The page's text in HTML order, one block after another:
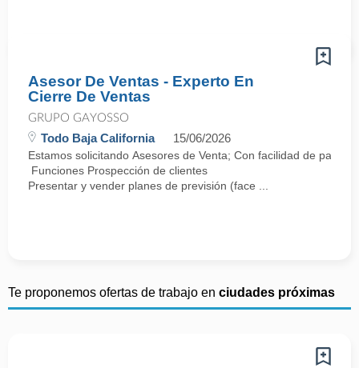
Asesor De Ventas - Experto En
Cierre De Ventas
GRUPO GAYOSSO
Todo Baja California 15/06/2026
Estamos solicitando Asesores de Venta; Con facilidad de
Funciones Prospección de clientes
Presentar y vender planes de previsión (face ...
Te proponemos ofertas de trabajo en ciudades próximas